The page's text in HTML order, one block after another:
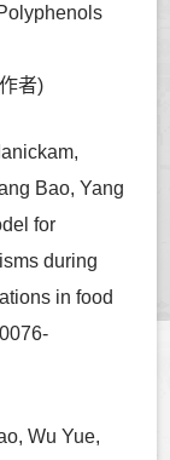
者)
Bao, Yang
for
during
in food
Wu Yue,